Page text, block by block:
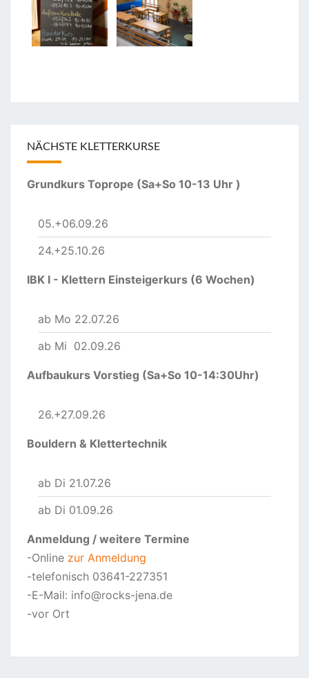
NÄCHSTE KLETTERKURSE
Grundkurs Toprope (Sa+So 10-13 Uhr )
05.+06.09.26
24.+25.10.26
IBK I - Klettern Einsteigerkurs (6 Wochen)
ab Mo 22.07.26
ab Mi 02.09.26
Aufbaukurs Vorstieg (Sa+So 10-14:30Uhr)
26.+27.09.26
Bouldern & Klettertechnik
ab Di 21.07.26
ab Di 01.09.26
Anmeldung / weitere Termine
-Online zur Anmeldung
-telefonisch 03641-227351
-E-Mail: info@rocks-jena.de
-vor Ort